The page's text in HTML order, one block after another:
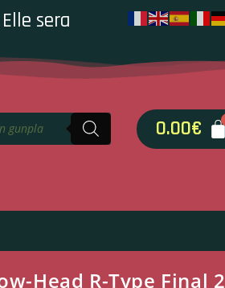
sera
0.00€
Head R-Type Final 2